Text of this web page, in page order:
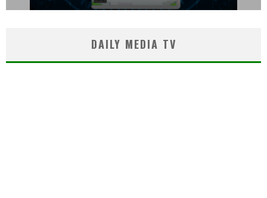
DAILY MEDIA TV